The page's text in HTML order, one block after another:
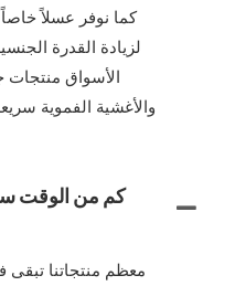
كما نوفر عسلاً
لزيادة القدرة
الأسواق منتجات
والأغشية الفموية
كم من الوقت
معظم منتجاتنا